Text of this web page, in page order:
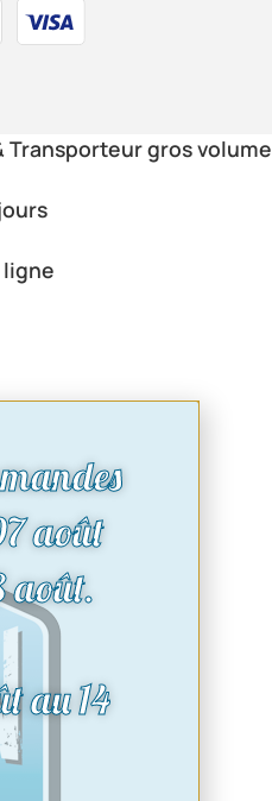
Transporteur gros volume
août
août.
au 14